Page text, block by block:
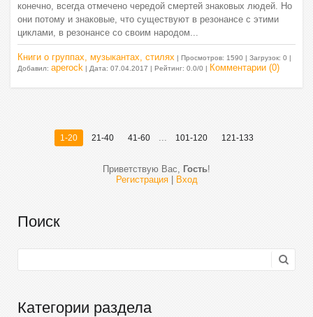
конечно, всегда отмечено чередой смертей знаковых людей. Но
они потому и знаковые, что существуют в резонансе с этими
циклами, в резонансе со своим народом...
Книги о группах, музыкантах, стилях | Просмотров: 1590 | Загрузок: 0 |
Добавил: aperock | Дата: 07.04.2017 | Рейтинг: 0.0/0 | Комментарии (0)
1-20 21-40 41-60 ... 101-120 121-133
Приветствую Вас, Гость!
Регистрация| Вход
Поиск
Категории раздела